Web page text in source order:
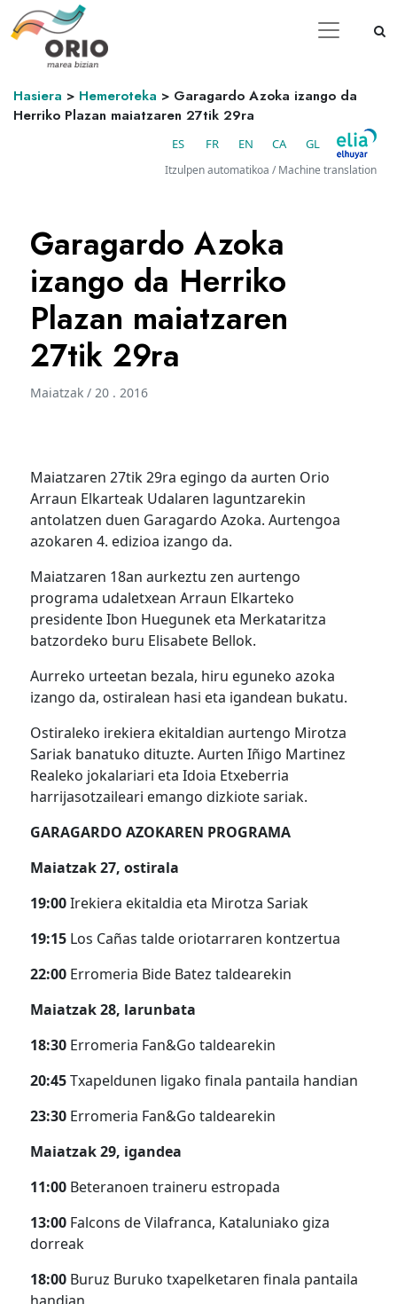
Hasiera > Hemeroteka > Garagardo Azoka izango da
Herriko Plazan maiatzaren 27tik 29ra
ES FR EN CA GL
Itzulpen automatikoa / Machine translation
Garagardo Azoka
izango da Herriko
Plazan maiatzaren
27tik 29ra
Maiatzak / 20 . 2016
Maiatzaren 27tik 29ra egingo da aurten Orio
Arraun Elkarteak Udalaren laguntzarekin
antolatzen duen Garagardo Azoka. Aurtengoa
azokaren 4. edizioa izango da.
Maiatzaren 18an aurkeztu zen aurtengo
programa udaletxean Arraun Elkarteko
presidente Ibon Huegunek eta Merkataritza
batzordeko buru Elisabete Bellok.
Aurreko urteetan bezala, hiru eguneko azoka
izango da, ostiralean hasi eta igandean bukatu.
Ostiraleko irekiera ekitaldian aurtengo Mirotza
Sariak banatuko dituzte. Aurten Iñigo Martinez
Realeko jokalariari eta Idoia Etxeberria
harrijasotzaileari emango dizkiote sariak.
GARAGARDO AZOKAREN PROGRAMA
Maiatzak 27, ostirala
19:00Irekiera ekitaldia eta Mirotza Sariak
19:15 Los Cañas talde oriotarraren kontzertua
22:00 Erromeria Bide Batez taldearekin
Maiatzak 28, larunbata
18:30 Erromeria Fan&Go taldearekin
20:45Txapeldunen ligako finala pantaila handian
23:30 Erromeria Fan&Go taldearekin
Maiatzak 29, igandea
11:00 Beteranoen traineru estropada
13:00 Falcons de Vilafranca, Kataluniako giza
dorreak
18:00 Buruz Buruko txapelketaren finala pantaila